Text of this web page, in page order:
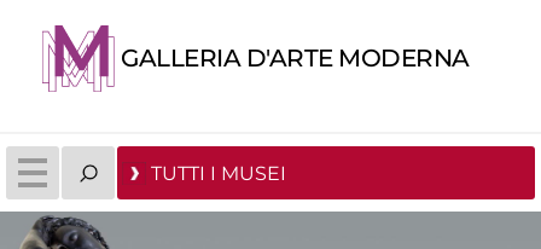
GALLERIA D'ARTE MODERNA
TUTTI I MUSEI